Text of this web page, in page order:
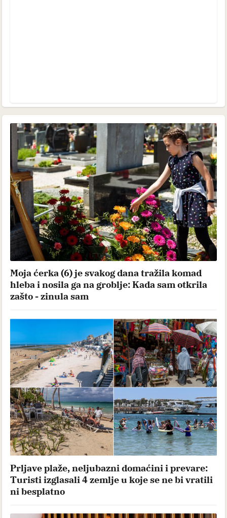
Moja ćerka (6) je svakog dana tražila komad
hleba i nosila ga na groblje: Kada sam otkrila
zašto - zinula sam
Prljave plaže, neljubazni domaćini i prevare:
Turisti izglasali 4 zemlje u koje se ne bi vratili
ni besplatno